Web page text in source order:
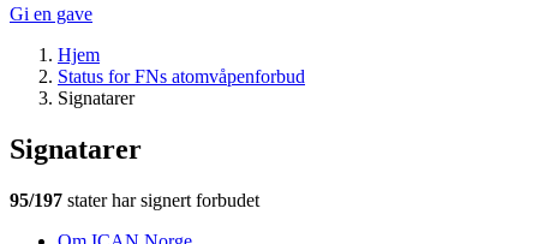
Gi en gave
Hjem
Status for FNs atomvåpenforbud
Signatarer
Signatarer
95/197 stater har signert forbudet